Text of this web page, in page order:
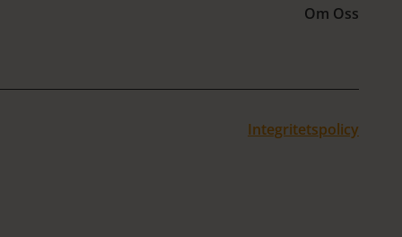
Om Oss
Integritetspolicy